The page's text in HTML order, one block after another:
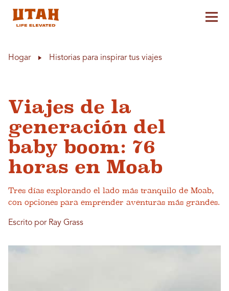
Hogar Historias para inspirar tus viajes
Viajes de la
generación del
baby boom: 76
horas en Moab
Tres días explorando el lado más tranquilo de Moab,
con opciones para emprender aventuras más grandes.
Escrito por Ray Grass